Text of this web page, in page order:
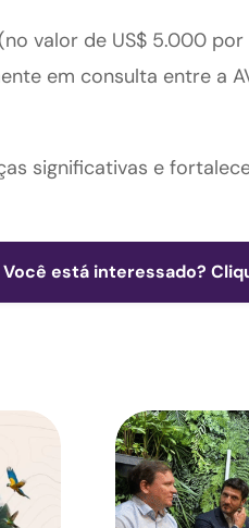
(no valor de US$ 5.000
em consulta entre a
significativas e
Você está interessado?